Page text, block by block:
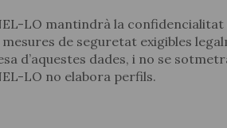
LO mantindrà la confidencialitat
mesures de seguretat exigibles
d’aquestes dades, i no se
LO no elabora perfils.